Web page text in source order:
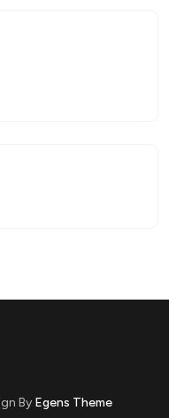
By Egens Theme